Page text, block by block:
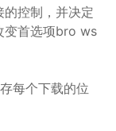
控制，并决定
变首选项bro ws
每个下载的位